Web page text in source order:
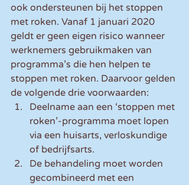
ook ondersteunen bij het stoppen
met roken. Vanaf 1 januari 2020
geldt er geen eigen risico wanneer
werknemers gebruikmaken van
programma’s die hen helpen te
stoppen met roken. Daarvoor gelden
de volgende drie voorwaarden:
Deelname aan een ‘stoppen met
roken’-programma moet lopen
via een huisarts, verloskundige
of bedrijfsarts.
De behandeling moet worden
gecombineerd met een